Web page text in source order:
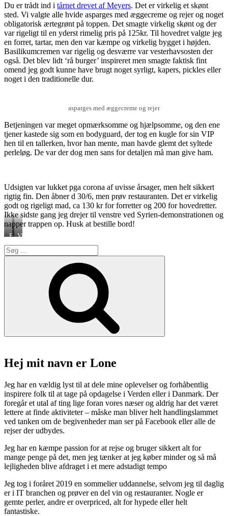
Du er trådt ind i tårnet drevet af Meyers. Det er virkelig et skønt
sted. Vi valgte alle hvide asparges med æggecreme og rejer og noget
obligatorisk ærtegrønt på toppen. Det smagte virkelig skønt og der
var rigeligt til en yderst rimelig pris på 125kr. Til hovedret valgte jeg
en forret, tartar, men den var kæmpe og virkelig bygget i højden.
Basilikumcremen var rigelig og desværre var vesterhavsosten der
også. Det blev lidt ‘rå burger’ inspireret men smagte faktisk fint
omend jeg godt kunne have brugt noget syrligt, kapers, pickles eller
noget i den traditionelle dur.
asparges med æggecreme og rejer
Betjeningen var meget opmærksomme og hjælpsomme, og den ene
tjener kastede sig som en bodyguard, der tog en kugle for sin VIP
hen til en tallerken, hvor han mente, man havde glemt det syltede
perleløg. De var der dog men sans for detaljen må man give ham.
Udsigten var lukket pga corona af uvisse årsager, men helt sikkert
rigtig fin. Den åbner d 30/6, men prøv restauranten. Det er virkelig
godt og rigeligt mad, ca 130 kr for forretter og 200 for hovedretter.
Ikke sidste gang jeg drejer til venstre ved Syrien-demonstrationen og
napper trappen op. Husk at bestille bord!
Fermentering
og
løve
View
fra
restauranten
Søg
efter:
Hej mit navn er Lone
Jeg har en vældig lyst til at dele mine oplevelser og forhåbentlig
inspirere folk til at tage på opdagelse i Verden eller i Danmark. Der
foregår et utal af ting lige foran vores næser og aldrig har det været
lettere at finde aktiviteter – måske man bliver helt handlingslammet
ved tanken om de begivenheder man ser på Facebook eller alle de
rejser der udbydes.
Jeg har en kæmpe passion for at rejse og bruger sikkert alt for
mange penge på det, men jeg tænker at jeg køber minder og så må
lejligheden blive afdraget i et mere adstadigt tempo
Jeg tog i foråret 2019 en sommelier uddannelse, selvom jeg til daglig
er i IT branchen og prøver en del vin og restauranter. Nogle er
gemte perler, andre er overpriced, alt for hypede eller helt
fantastiske.